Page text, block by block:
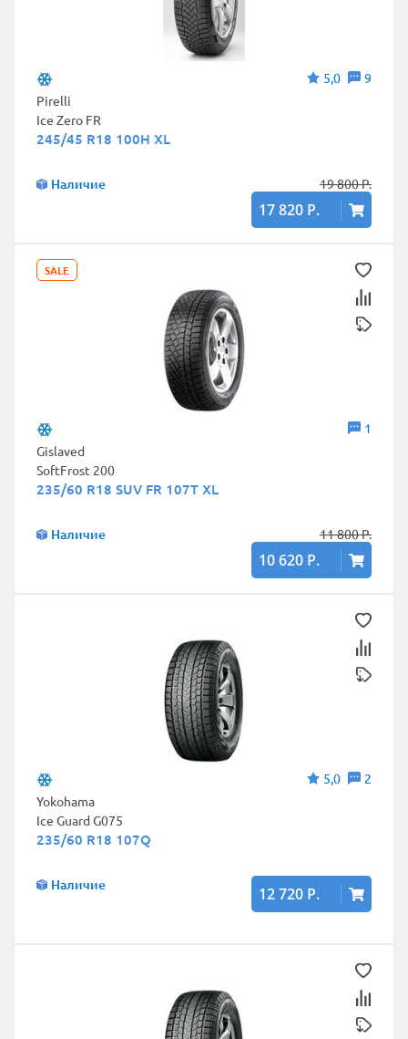
5,0
9
Pirelli
Ice Zero FR
245/45 R18 100H XL
Наличие 19 800 Р.
17 820 Р.
SALE
1
Gislaved
SoftFrost 200
235/60 R18 SUV FR 107T XL
Наличие 11 800 Р.
10 620 Р.
5,0
2
Yokohama
Ice Guard G075
235/60 R18 107Q
Наличие 12 720 Р.